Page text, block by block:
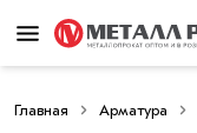
Главная Арматура
Фильтры
×
Со